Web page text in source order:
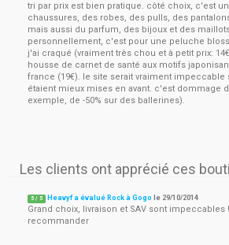
tri par prix est bien pratique. côté choix, c'est
chaussures, des robes, des pulls, des
mais aussi du parfum, des bijoux et des
personnellement, c'est pour une peluche
j'ai craqué (vraiment très chou et à petit prix:
housse de carnet de santé aux motifs
france (19€). le site serait vraiment
étaient mieux mises en avant. c'est dommage
exemple, de -50% sur des ballerines).
Les clients ont apprécié ces
5 / 5 Heavyf a évalué Rock à Gogo le 29/10/2014
Grand choix, livraison et SAV sont impeccables
recommander